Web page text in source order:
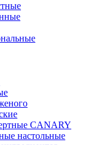
CANARY
настольные